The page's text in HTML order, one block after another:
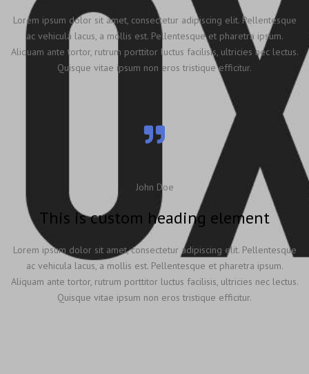
Lorem ipsum dolor sit amet, consectetur adipiscing elit. Pellentesque
ac vehicula lacus, a mollis est. Pellentesque et pharetra ipsum.
Aliquam ante tortor, rutrum porttitor luctus facilisis, ultricies nec lectus.
Quisque vitae ipsum non eros tristique efficitur.
John Doe
This is custom heading element
Lorem ipsum dolor sit amet, consectetur adipiscing elit. Pellentesque
ac vehicula lacus, a mollis est. Pellentesque et pharetra ipsum.
Aliquam ante tortor, rutrum porttitor luctus facilisis, ultricies nec lectus.
Quisque vitae ipsum non eros tristique efficitur.